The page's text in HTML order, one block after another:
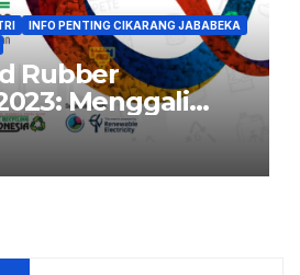
INFO PENTING CIKARANG JABABEKA
Rubber
Menggali
di Industri